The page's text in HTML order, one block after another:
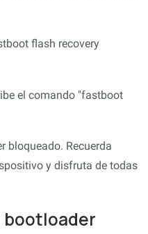
flash recovery
el comando "fastboot
bloqueado. Recuerda
y disfruta de todas
bootloader